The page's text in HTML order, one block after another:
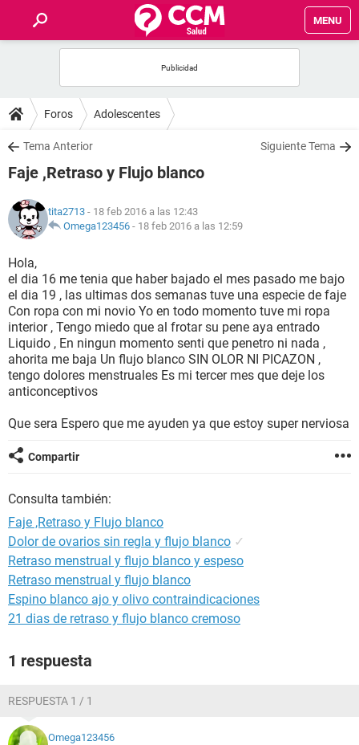
MENU
FOROS
SALUD
FAMILIA
NUTRICIÓN
BIENESTAR
SEXUALIDAD
GLOSARIO
Foros Adolescentes
Tema Anterior Siguiente Tema
Faje ,Retraso y Flujo blanco
tita2713 - 18 feb 2016 a las 12:43
Omega123456 - 18 feb 2016 a las 12:59
Hola,
el dia 16 me tenia que haber bajado el mes pasado me bajo
el dia 19 , las ultimas dos semanas tuve una especie de faje
Con ropa con mi novio Yo en todo momento tuve mi ropa
interior , Tengo miedo que al frotar su pene aya entrado
Liquido , En ningun momento senti que penetro ni nada ,
ahorita me baja Un flujo blanco SIN OLOR NI PICAZON ,
tengo dolores menstruales Es mi tercer mes que deje los
anticonceptivos
Que sera Espero que me ayuden ya que estoy super nerviosa
Compartir
Consulta también:
Faje ,Retraso y Flujo blanco
Dolor de ovarios sin regla y flujo blanco ✓
Retraso menstrual y flujo blanco y espeso
Retraso menstrual y flujo blanco
Espino blanco ajo y olivo contraindicaciones
21 dias de retraso y flujo blanco cremoso
1 respuesta
RESPUESTA 1 / 1
Omega123456